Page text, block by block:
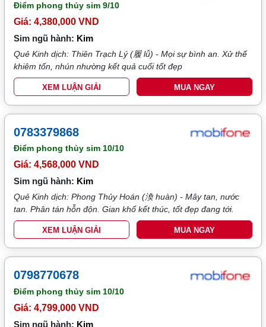
Điểm phong thủy sim9/10
Giá: 4,380,000 VND
Sim ngũ hành: Kim
Quẻ Kinh dịch: Thiên Trạch Lý (履 lǚ) - Mọi sự bình an. Xử thế
khiêm tốn, nhún nhường kết quả cuối tốt đẹp
XEM LUẬN GIẢI MUA NGAY
0783379868
Điểm phong thủy sim10/10
Giá: 4,568,000 VND
Sim ngũ hành: Kim
Quẻ Kinh dịch: Phong Thủy Hoán (渙 huàn) - Mây tan, nước
tan. Phân tán hỗn độn. Gian khổ kết thúc, tốt đẹp đang tới.
XEM LUẬN GIẢI MUA NGAY
0798770678
Điểm phong thủy sim 10/10
Giá: 4,799,000 VND
Sim ngũ hành: Kim